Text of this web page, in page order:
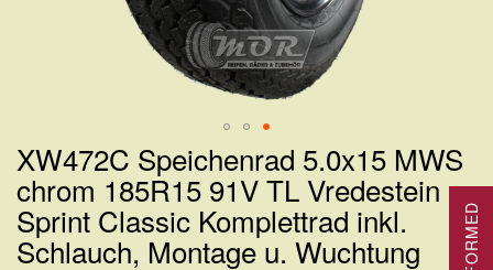
Zum
Anfang
der
Bildergalerie
XW472C Speichenrad 5.0x15 MWS
chrom 185R15 91V TL Vredestein
Sprint Classic Komplettrad inkl.
Schlauch, Montage u. Wuchtung